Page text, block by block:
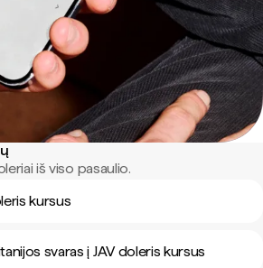
iš viso pasaulio.
kursus
svaras į JAV doleris kursus